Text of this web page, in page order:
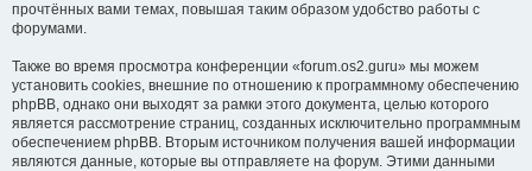
прочтённых вами темах, повышая таким образом удобство работы с
форумами.
Также во время просмотра конференции «forum.os2.guru» мы можем
установить cookies, внешние по отношению к программному обеспечению
phpBB, однако они выходят за рамки этого документа, целью которого
является рассмотрение страниц, созданных исключительно программным
обеспечением phpBB. Вторым источником получения вашей информации
являются данные, которые вы отправляете на форум. Этими данными